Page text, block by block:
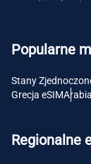
Popularne
Stany
Grecja eSIM
Regionalne